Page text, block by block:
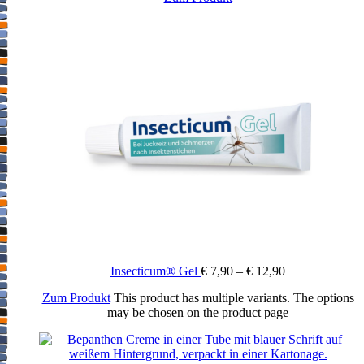
Schwangerschaft, Stillzeit und Fortpflanzungsfähigkeit
Wenn Sie schwanger sind oder stillen, oder wenn Sie vermuten,
schwanger zu sein oder beabsichtigen, schwanger zu werden, fragen
Sie vor der Anwendung dieses Arzneimittels Ihren Arzt oder
Apotheker um Rat. Während der Schwangerschaft soll eine
großflächige Anwendung vermieden werden. Stillende sollen die
Salbe nicht im Bereich der Brust und nicht großflächig anwenden.
Verkehrstüchtigkeit und Fähigkeit zum Bedienen von Maschinen
keine Auswirkungen bekannt.
3. Wie ist Vitawund – Salbe anzuwenden?
Wenden Sie dieses Arzneimittel immer genau wie in dieser
Packungsbeilage beschrieben bzw. genau nach der mit Ihrem Arzt
oder Apotheker getroffenen Absprache an. Fragen Sie bei Ihrem
Arzt oder Apotheker nach, wenn Sie sich nicht sicher sind. Die
Salbe sollte 1-3-mal täglich auf die betroffene Hautstelle aufgetragen
werden. Anwendung bei Kindern Bei Neugeborenen und
Säuglingen soll nur eine kleinflächige Behandlung erfolgen. Wenn
Sie eine größere Menge von Vitawund – Salbe angewendet haben,
Insecticum® Gel € 7,90 – € 12,90
Zum Produkt This product has multiple variants. The options
may be chosen on the product page